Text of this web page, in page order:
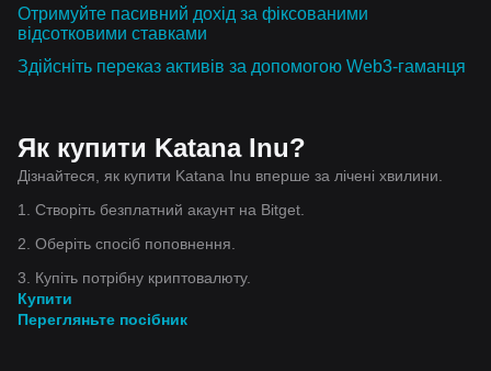
Отримуйте пасивний дохід за фіксованими
відсотковими ставками
Здійсніть переказ активів за допомогою Web3-гаманця
Як купити Katana Inu?
Дізнайтеся, як купити Katana Inu вперше за лічені хвилини.
1. Створіть безплатний акаунт на Bitget.
2. Оберіть спосіб поповнення.
3. Купіть потрібну криптовалюту.
Купити
Перегляньте посібник